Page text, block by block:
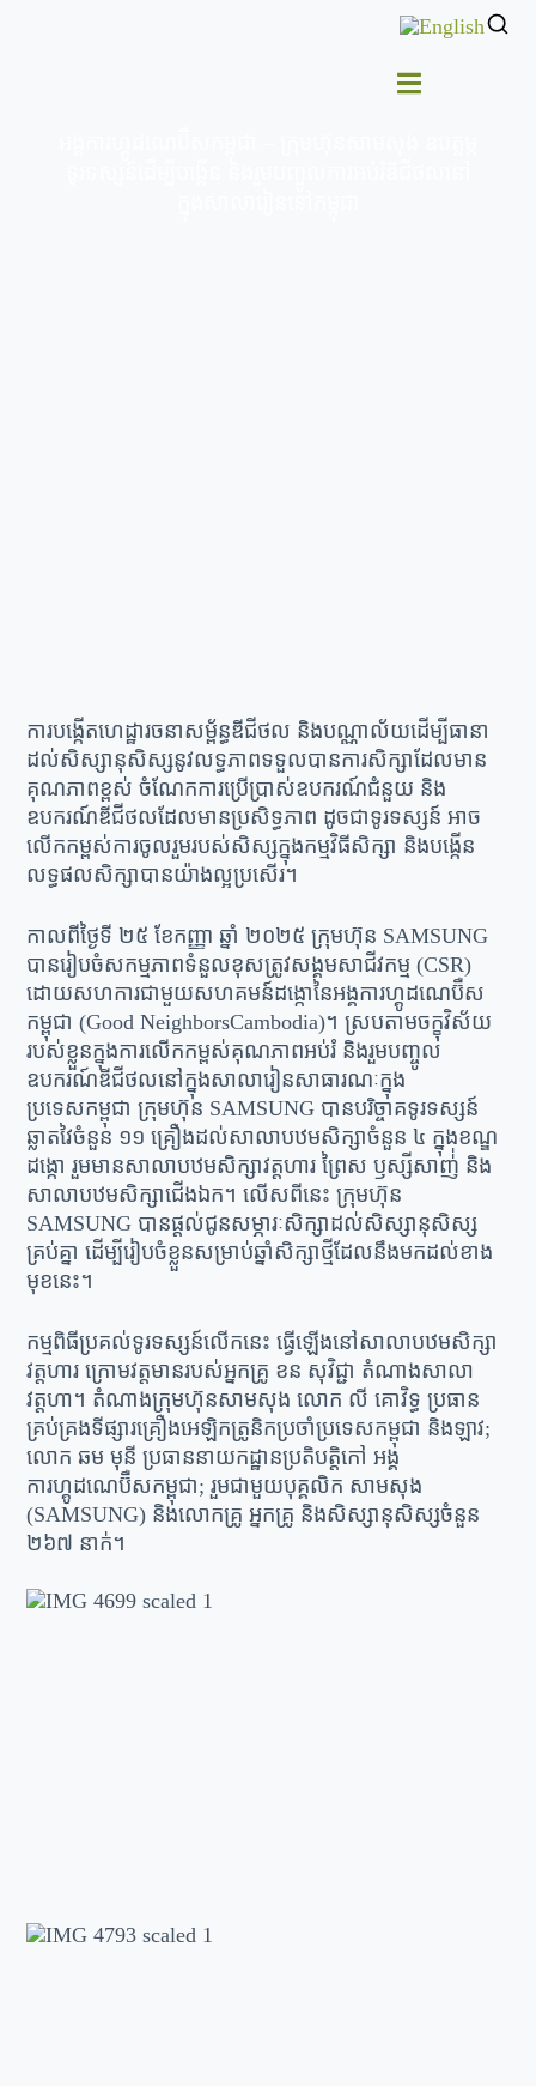
ការបង្កើតហេដ្ឋារចនាសម្ព័ន្ធឌីជីថល និងបណ្ណាល័យដើម្បីធានា
ដល់សិស្សានុសិស្សនូវលទ្ធភាពទទួលបានការសិក្សាដែលមាន
គុណភាពខ្ពស់ ចំណែកការប្រើប្រាស់ឧបករណ៍ជំនួយ និង
ឧបករណ៍ឌីជីថលដែលមានប្រសិទ្ធភាព ដូចជាទូរទស្សន៍ អាច
លើកកម្ពស់ការចូលរួមរបស់សិស្សក្នុងកម្មវិធីសិក្សា និងបង្កើន
លទ្ធផលសិក្សាបានយ៉ាងល្អប្រសើរ។
កាលពីថ្ងៃទី ២៥ ខែកញ្ញា ឆ្នាំ ២០២៥ ក្រុមហ៊ុន SAMSUNG
បានរៀបចំសកម្មភាពទំនួលខុសត្រូវសង្គមសាជីវកម្ម (CSR)
ដោយសហការជាមួយសហគមន៍ដង្កោនៃអង្គការហ្គូដណេប៊ឺស
កម្ពុជា (Good NeighborsCambodia)។ ស្របតាមចក្ខុវិស័យ
របស់ខ្លួនក្នុងការលើកកម្ពស់គុណភាពអប់រំ និងរួមបញ្ចូល
ឧបករណ៍ឌីជីថលនៅក្នុងសាលារៀនសាធារណៈក្នុង
ប្រទេសកម្ពុជា ក្រុមហ៊ុន SAMSUNG បានបរិច្ចាគទូរទស្សន៍
ឆ្លាតវៃចំនួន ១១ គ្រឿងដល់សាលាបឋមសិក្សាចំនួន ៤ ក្នុងខណ្ឌ
ដង្កោ រួមមានសាលាបឋមសិក្សាវត្តហារ ព្រៃស ឫស្សីសាញ់់ និង
សាលាបឋមសិក្សាជើងឯក។ លើសពីនេះ ក្រុមហ៊ុន
SAMSUNG បានផ្តល់ជូនសម្ភារៈសិក្សាដល់សិស្សានុសិស្ស
គ្រប់គ្នា ដើម្បីរៀបចំខ្លួនសម្រាប់ឆ្នាំសិក្សាថ្មីដែលនឹងមកដល់ខាង
មុខនេះ។
កម្មពិធីប្រគល់ទូរទស្សន៍លើកនេះ ធ្វើឡើងនៅសាលាបឋមសិក្សា
វត្តហារ ក្រោមវត្តមានរបស់អ្នកគ្រូ ខន សុវិជ្ជា តំណាងសាលា
វត្តហា។ តំណាងក្រុមហ៊ុនសាមសុង លោក លី គោវិទ្ធ ប្រធាន
គ្រប់គ្រងទីផ្សារគ្រឿងអេឡិកត្រូនិកប្រចាំប្រទេសកម្ពុជា និងឡាវ;
លោក ឆម មុនី ប្រធាននាយកដ្ឋានប្រតិបត្តិកៅ អង្គ
ការហ្គូដណេប៊ឺសកម្ពុជា; រួមជាមួយបុគ្គលិក សាមសុង
(SAMSUNG) និងលោកគ្រូ អ្នកគ្រូ និងសិស្សានុសិស្សចំនួន
២៦៧ នាក់។